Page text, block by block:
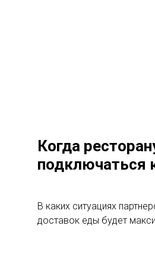
Когда
подключаться
В каких ситуациях
доставок еды будет